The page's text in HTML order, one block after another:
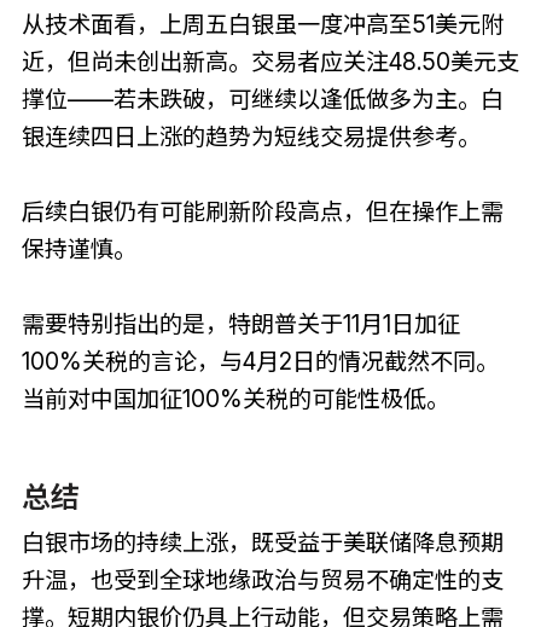
从技术面看，上周五白银虽一度冲高至51美元附
近，但尚未创出新高。交易者应关注48.50美元支
撑位——若未跌破，可继续以逢低做多为主。白
银连续四日上涨的趋势为短线交易提供参考。
后续白银仍有可能刷新阶段高点，但在操作上需
保持谨慎。
需要特别指出的是，特朗普关于11月1日加征
100%关税的言论，与4月2日的情况截然不同。
当前对中国加征100%关税的可能性极低。
总结
白银市场的持续上涨，既受益于美联储降息预期
升温，也受到全球地缘政治与贸易不确定性的支
撑。短期内银价仍具上行动能，但交易策略上需